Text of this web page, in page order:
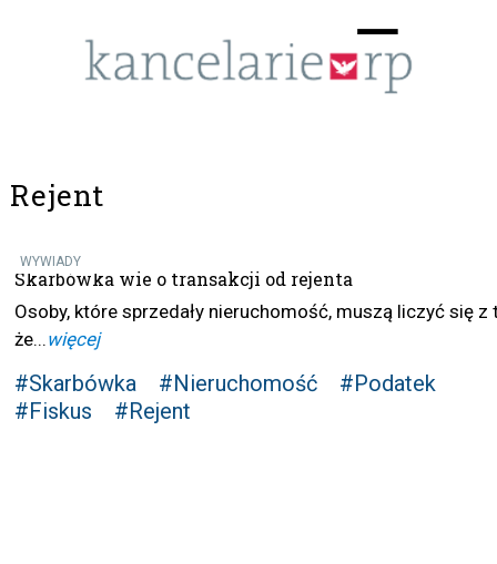
☰
Rejent
WYWIADY
Skarbówka wie o transakcji od rejenta
Osoby, które sprzedały nieruchomość, muszą liczyć się z
że...więcej
#Skarbówka #Nieruchomość
#Podatek
#Fiskus
#Rejent